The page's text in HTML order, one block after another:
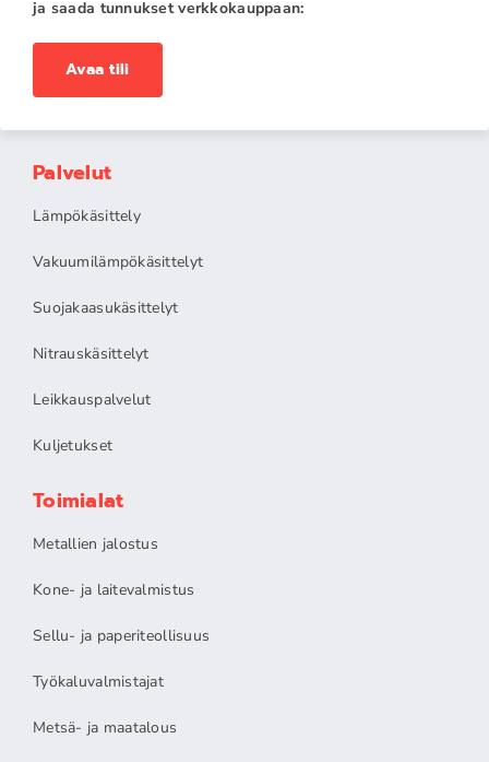
ja saada tunnukset verkkokauppaan:
Avaa tili
Palvelut
Lämpökäsittely
Vakuumilämpökäsittelyt
Suojakaasukäsittelyt
Nitrauskäsittelyt
Leikkauspalvelut
Kuljetukset
Toimialat
Metallien jalostus
Kone- ja laitevalmistus
Sellu- ja paperiteollisuus
Työkaluvalmistajat
Metsä- ja maatalous